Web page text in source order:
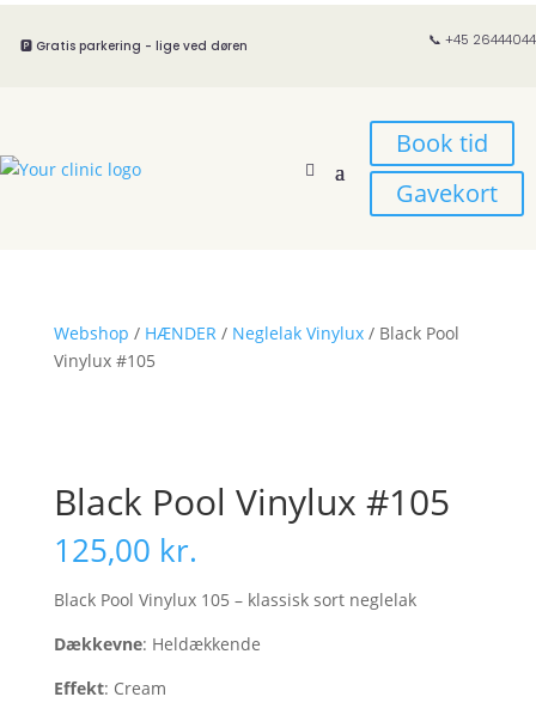
🅿️ Gratis parkering - lige ved døren 📞 +45 26444044
Book tid
Gavekort
Webshop / HÆNDER/ Neglelak Vinylux/ Black Pool
Vinylux #105
Black Pool Vinylux #105
125,00 kr.
Black Pool Vinylux 105 – klassisk sort neglelak
Dækkevne: Heldækkende
Effekt: Cream